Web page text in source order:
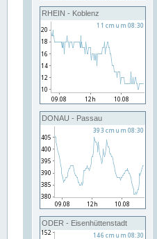
RHEIN - Koblenz
DONAU - Passau
ODER - Eisenhüttenstadt